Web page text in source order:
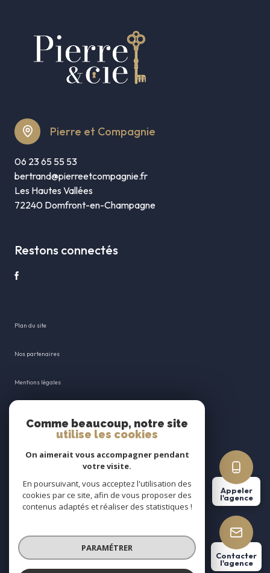
Appeler
l'agence
Contacter
l'agence
Pierre et Compagnie
06 23 65 55 53
bertrand@pierreetcompagnie.fr
Les Hautes Vallées
72240 Domfront-en-Champagne
Restons connectés
plan du site
nos partenaires
mentions légales
nos honoraires
cookies
© 2026 | Tous droits réservés
Comme beaucoup, notre site
utilise les cookies
On aimerait vous accompagner pendant
votre visite.
En poursuivant, vous acceptez l'utilisation des
cookies par ce site, afin de vous proposer des
contenus adaptés et réaliser des statistiques !
PARAMÉTRER